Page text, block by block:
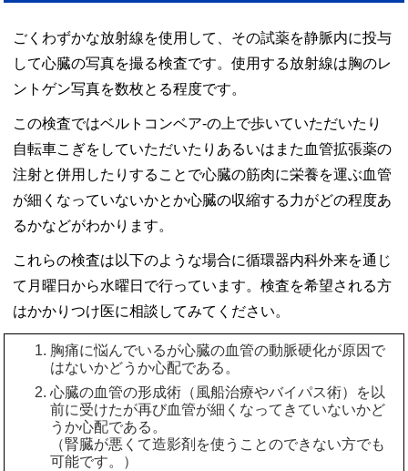
ごくわずかな放射線を使用して、その試薬を静脈内に投与
して心臓の写真を撮る検査です。使用する放射線は胸のレ
ントゲン写真を数枚とる程度です。
この検査ではベルトコンベア-の上で歩いていただいたり
自転車こぎをしていただいたりあるいはまた血管拡張薬の
注射と併用したりすることで心臓の筋肉に栄養を運ぶ血管
が細くなっていないかとか心臓の収縮する力がどの程度あ
るかなどがわかります。
これらの検査は以下のような場合に循環器内科外来を通じ
て月曜日から水曜日で行っています。検査を希望される方
はかかりつけ医に相談してみてください。
胸痛に悩んでいるが心臓の血管の動脈硬化が原因で
はないかどうか心配である。
心臓の血管の形成術（風船治療やバイパス術）を以
前に受けたが再び血管が細くなってきていないかど
うか心配である。
（腎臓が悪くて造影剤を使うことのできない方でも
可能です。）